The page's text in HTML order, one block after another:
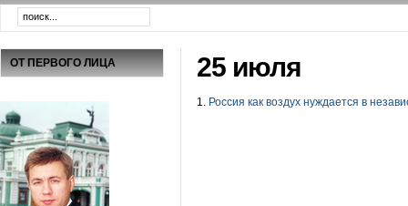
ОТ ПЕРВОГО ЛИЦА 25 июля
1. Россия как воздух нуждается в